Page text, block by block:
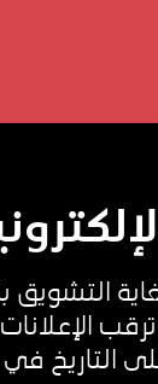
التشويق
التاريخ